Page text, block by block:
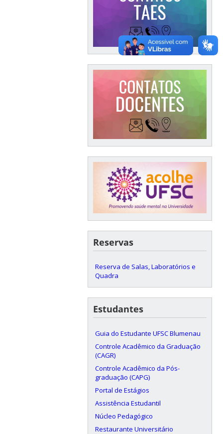
Reservas
Reserva de Salas, Laboratórios e
Quadra
Estudantes
Guia do Estudante UFSC Blumenau
Controle Acadêmico da Graduação
(CAGR)
Controle Acadêmico da Pós-
graduação (CAPG)
Portal de Estágios
Assistência Estudantil
Núcleo Pedagógico
Restaurante Universitário